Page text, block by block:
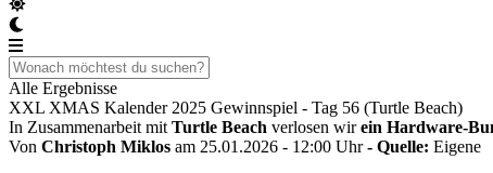
Alle Ergebnisse
XXL XMAS Kalender 2025 Gewinnspiel - Tag 56 (Turtle Beach)
In Zusammenarbeit mit Turtle Beach verlosen wirein Hardware-
Von Christoph Miklos am 25.01.2026 - 12:00 Uhr- Quelle: Eigene